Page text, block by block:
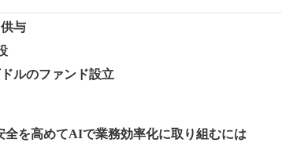
与
ルのファンド設立